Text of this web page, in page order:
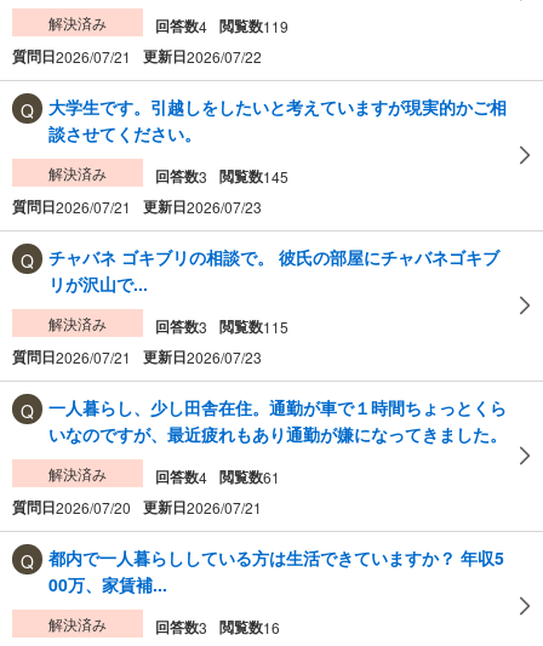
解決済み 回答数4 閲覧数119
質問日2026/07/21 更新日2026/07/22
大学生です。引越しをしたいと考えていますが現実的かご相
談させてください。
解決済み 回答数3 閲覧数145
質問日2026/07/21 更新日2026/07/23
チャバネ ゴキブリの相談で。 彼氏の部屋にチャバネゴキブ
リが沢山で...
解決済み 回答数3 閲覧数115
質問日2026/07/21 更新日2026/07/23
一人暮らし、少し田舎在住。通勤が車で１時間ちょっとくら
いなのですが、最近疲れもあり通勤が嫌になってきました。
解決済み 回答数4 閲覧数61
質問日2026/07/20 更新日2026/07/21
都内で一人暮らししている方は生活できていますか？ 年収5
00万、家賃補...
解決済み 回答数3 閲覧数16